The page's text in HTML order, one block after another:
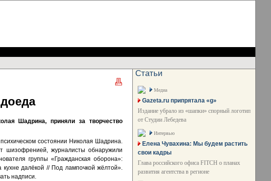
Шадрина, приняли за творчество
состоянии Николая Шадрина.
шизофренией, журналисты обнаружили
группы «Гражданская оборона»:
далёкой // Под лампочкой жёлтой».
надписи.
Статьи
Медиа
Gazeta.ru припрятала «g»
Издание убрало из «шапки» спорный логотип
от Студии Лебедева
Интервью
Елена Чувахина: Мы будем растить
свои кадры
Глава российского офиса FITCH о планах
развития агентства в регионе